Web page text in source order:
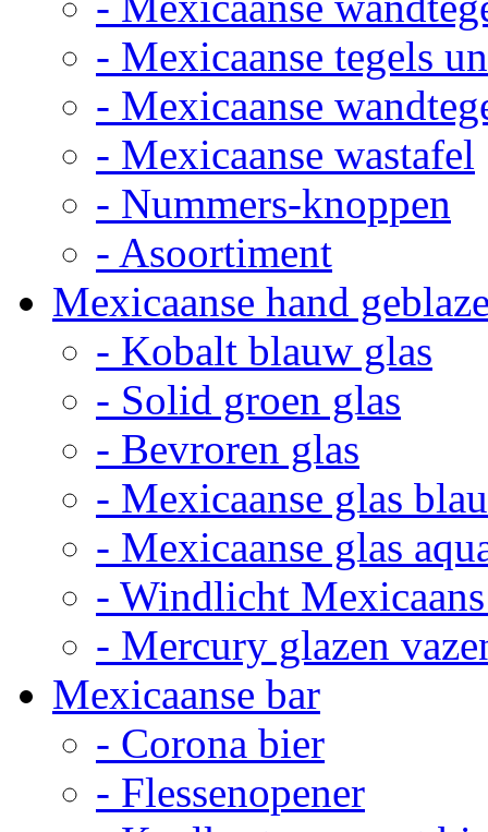
- Mexicaanse tegels
- Mexicaanse
- Mexicaanse wastafel
- Nummers-knoppen
- Asoortiment
Mexicaanse hand
- Kobalt blauw glas
- Solid groen glas
- Bevroren glas
- Mexicaanse glas
- Mexicaanse glas
- Windlicht
- Mercury glazen
Mexicaanse bar
- Corona bier
- Flessenopener